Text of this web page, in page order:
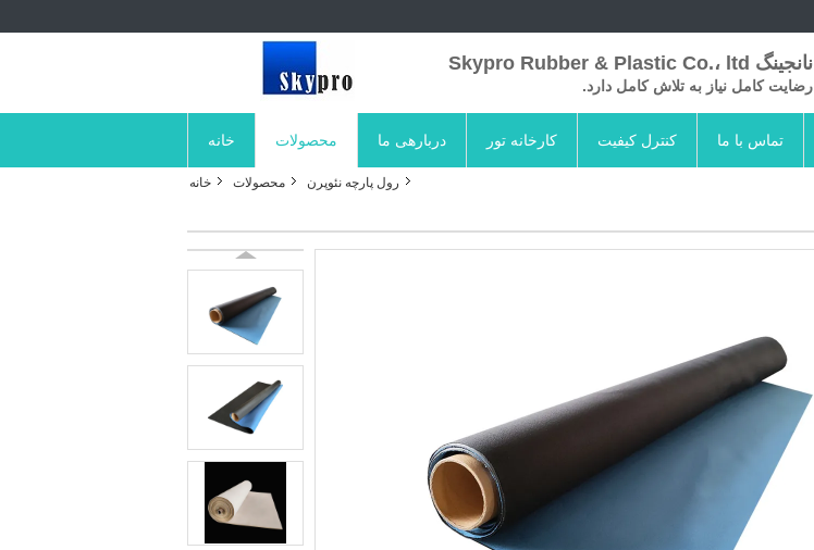
نانجینگ Skypro Rubber & Plastic Co.، ltd
رضایت کامل نیاز به تلاش کامل دارد.
خانه محصولات دربارهی ما کارخانه تور کنترل کیفیت تماس با ما
خانه محصولات رول پارچه نئوپرن